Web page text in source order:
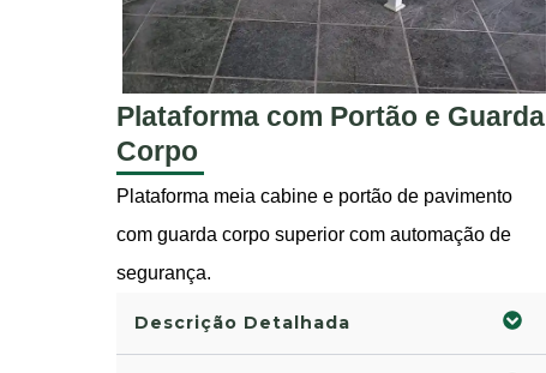
Plataforma com Portão e Guarda
Corpo
Plataforma meia cabine e portão de pavimento
com guarda corpo superior com automação de
segurança.
Descrição Detalhada